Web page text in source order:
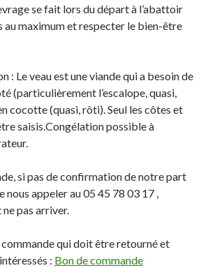
se fait lors du départ à l’abattoir
au maximum et respecter le bien-être
: Le veau est une viande qui a besoin de
(particulièrement l’escalope, quasi,
cocotte (quasi, rôti). Seul les côtes et
saisis.Congélation possible à
si pas de confirmation de notre part
nous appeler au 05 45 78 03 17 ,
pas arriver.
qui doit être retourné et
: Bon de commande